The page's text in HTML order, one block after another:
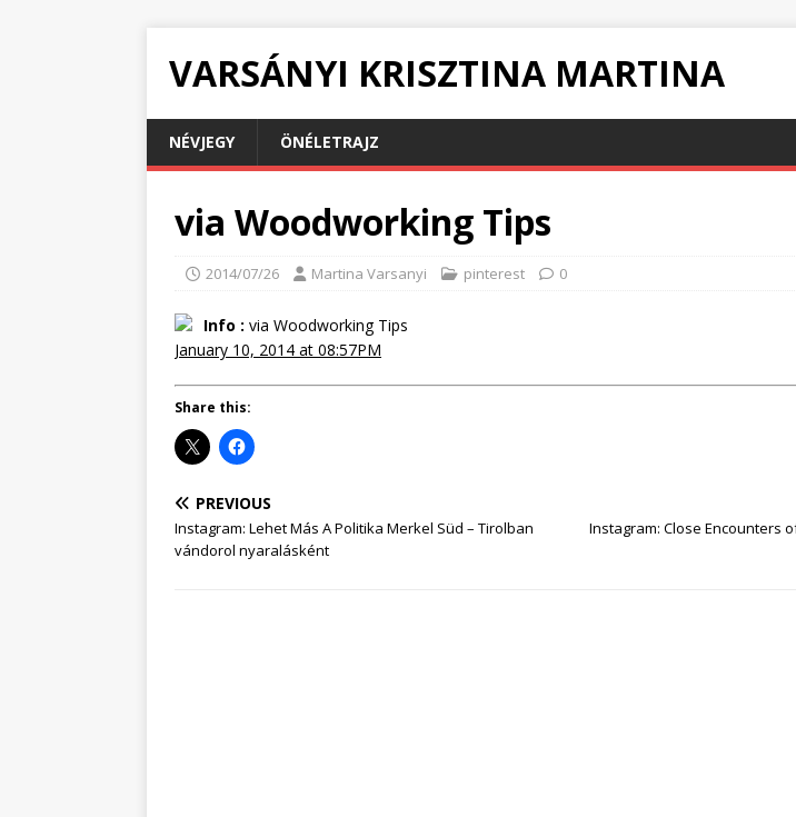
VARSÁNYI KRISZTINA MARTINA
NÉVJEGY ÖNÉLETRAJZ
via Woodworking Tips
2014/07/26 Martina Varsanyi pinterest 0
Info : via Woodworking Tips
January 10, 2014 at 08:57PM
Share this:
PREVIOUS
Instagram: Lehet Más A Politika Merkel Süd – Tirolban
vándorol nyaralásként
Instagram: Close Encounters